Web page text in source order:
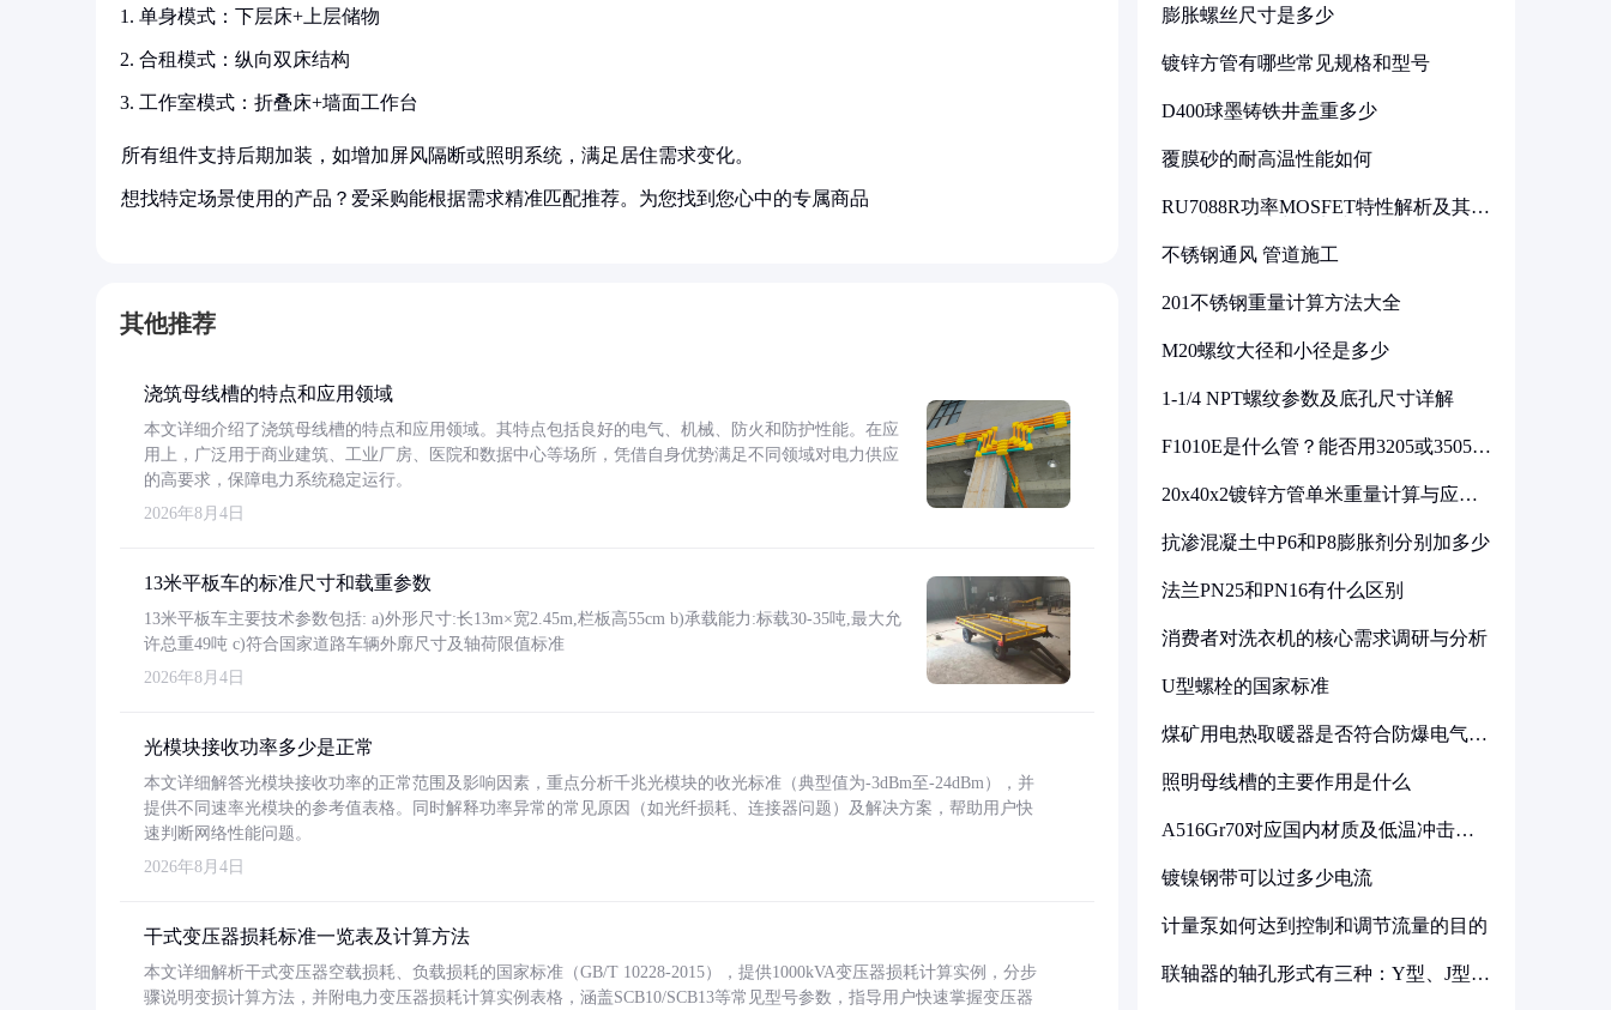
单身模式：下层床+上层储物
合租模式：纵向双床结构
工作室模式：折叠床+墙面工作台
所有组件支持后期加装，如增加屏风隔断或照明系统，满足居住需求变化。
想找特定场景使用的产品？爱采购能根据需求精准匹配推荐。为您找到您心中的专属商品
其他推荐
浇筑母线槽的特点和应用领域
本文详细介绍了浇筑母线槽的特点和应用领域。其特点包括良好的电气、机械、防火和防护性能。在应
用上，广泛用于商业建筑、工业厂房、医院和数据中心等场所，凭借自身优势满足不同领域对电力供应
的高要求，保障电力系统稳定运行。
2026年8月4日
13米平板车的标准尺寸和载重参数
13米平板车主要技术参数包括: a)外形尺寸:长13m×宽2.45m,栏板高55cm b)承载能力:标载30-35吨,最大允
许总重49吨 c)符合国家道路车辆外廓尺寸及轴荷限值标准
2026年8月4日
光模块接收功率多少是正常
本文详细解答光模块接收功率的正常范围及影响因素，重点分析千兆光模块的收光标准（典型值为-3dBm至-24dBm），并
提供不同速率光模块的参考值表格。同时解释功率异常的常见原因（如光纤损耗、连接器问题）及解决方案，帮助用户快
速判断网络性能问题。
2026年8月4日
干式变压器损耗标准一览表及计算方法
本文详细解析干式变压器空载损耗、负载损耗的国家标准（GB/T 10228-2015），提供1000kVA变压器损耗计算实例，分步
骤说明变损计算方法，并附电力变压器损耗计算实例表格，涵盖SCB10/SCB13等常见型号参数，指导用户快速掌握变压器
膨胀螺丝尺寸是多少
镀锌方管有哪些常见规格和型号
D400球墨铸铁井盖重多少
覆膜砂的耐高温性能如何
RU7088R功率MOSFET特性解析及其在
不锈钢通风 管道施工
201不锈钢重量计算方法大全
M20螺纹大径和小径是多少
1-1/4 NPT螺纹参数及底孔尺寸详解
F1010E是什么管？能否用3205或3505代
20x40x2镀锌方管单米重量计算与应用
抗渗混凝土中P6和P8膨胀剂分别加多少
法兰PN25和PN16有什么区别
消费者对洗衣机的核心需求调研与分析
U型螺栓的国家标准
煤矿用电热取暖器是否符合防爆电气设
照明母线槽的主要作用是什么
A516Gr70对应国内材质及低温冲击要
镀镍钢带可以过多少电流
计量泵如何达到控制和调节流量的目的
联轴器的轴孔形式有三种：Y型、J型、